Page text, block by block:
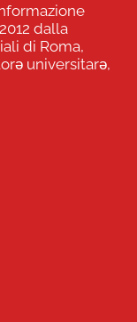
dalla
di Roma,
universitarə,